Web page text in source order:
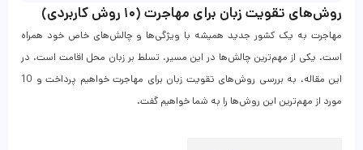
روش‌های تقویت زبان برای مهاجرت (۱۰ روش کاربردی)
مهاجرت به یک کشور جدید همیشه با ویژگی‌ها و چالش‌های خاص خود همراه
است. یکی از مهم‌ترین چالش‌ها در این مسیر، تسلط بر زبان محل اقامت است. در
این مقاله، به بررسی روش‌های تقویت زبان برای مهاجرت خواهیم پرداخت و 10
مورد از مهم‌ترین این روش‌ها را به شما خواهیم گفت.